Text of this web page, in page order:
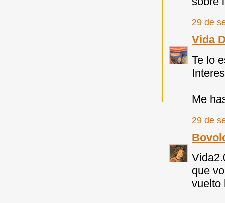
29 de
Vida
Te lo
Me
29 de
que
vuelto